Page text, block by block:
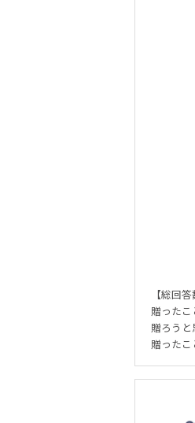
【総回
贈ったこ
贈ろうと
贈ったこ